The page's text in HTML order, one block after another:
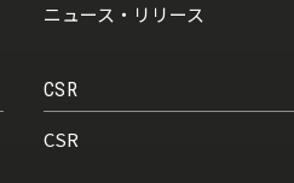
ニュース・リリース
CSR
CSR